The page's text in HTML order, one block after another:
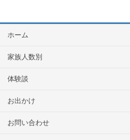
ホーム
家族人数別
体験談
お出かけ
お問い合わせ